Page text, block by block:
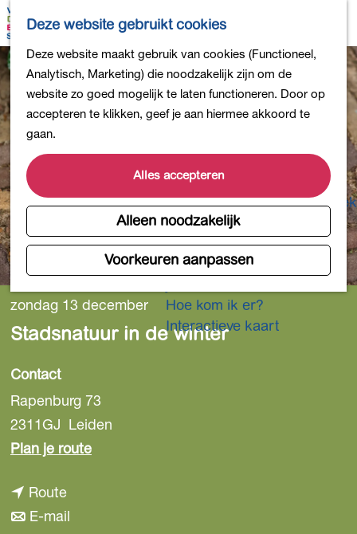
Deze website gebruikt cookies
Deze website maakt gebruik van cookies (Functioneel,
Analytisch, Marketing) die noodzakelijk zijn om de
website zo goed mogelijk te laten functioneren. Door op
accepteren te klikken, geef je aan hiermee akkoord te
gaan.
Alles accepteren
Alleen noodzakelijk
Voorkeuren aanpassen
G
a
n
a
a
r
e
h
o
m
e
K
a
r
t
Z
e
k
e
n
e
n
u
Bollen en Bloemen
Uit eten
DB4daagse - Inschrijven
Kinderactiviteiten
De natuur in
Musea en meer
Producten uit de Bollenstreek
Gezond en actief
Overnachten
Hoe kom ik er?
Interactieve kaart
zondag 13 december
Stadsnatuur in de winter
Contact
Rapenburg 73
2311GJ Leiden
Plan je routen
Routen
a
E-mail